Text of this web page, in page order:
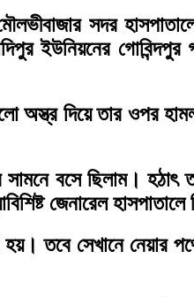
সদর
ইউনিয়নের গোবিন্দপুর
অস্ত্র দিয়ে তার ওপর
বসে ছিলাম। হঠাৎ
জেনারেল হাসপাতালে
তবে সেখানে নেয়ার